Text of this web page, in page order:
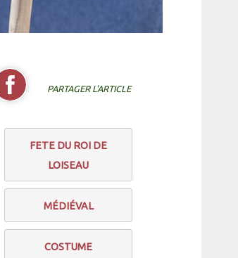
PARTAGER L'ARTICLE
FETE DU ROI DE
LOISEAU
MÉDIÉVAL
COSTUME